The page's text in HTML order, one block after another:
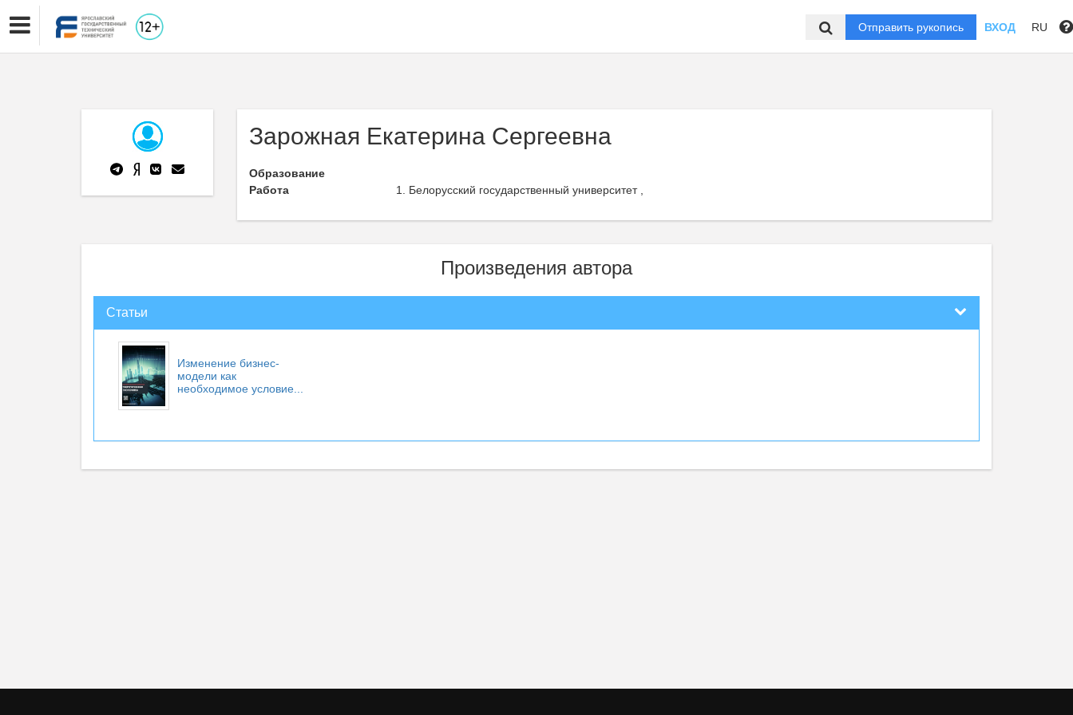
Отправить рукопись ВХОД RU
Зарожная Екатерина Сергеевна
Образование
Работа
Белорусский государственный университет ,
Произведения автора
Статьи
Изменение бизнес-
модели как
необходимое условие...